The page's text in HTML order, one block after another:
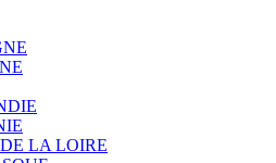
LA LOIRE